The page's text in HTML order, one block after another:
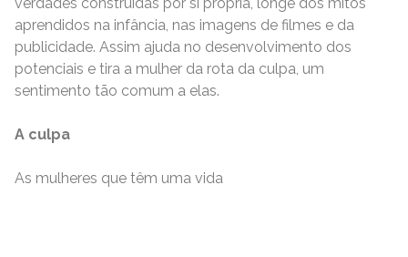
verdades construídas por si própria, longe dos mitos
aprendidos na infância, nas imagens de filmes e da
publicidade. Assim ajuda no desenvolvimento dos
potenciais e tira a mulher da rota da culpa, um
sentimento tão comum a elas.
A culpa
As mulheres que têm uma vida